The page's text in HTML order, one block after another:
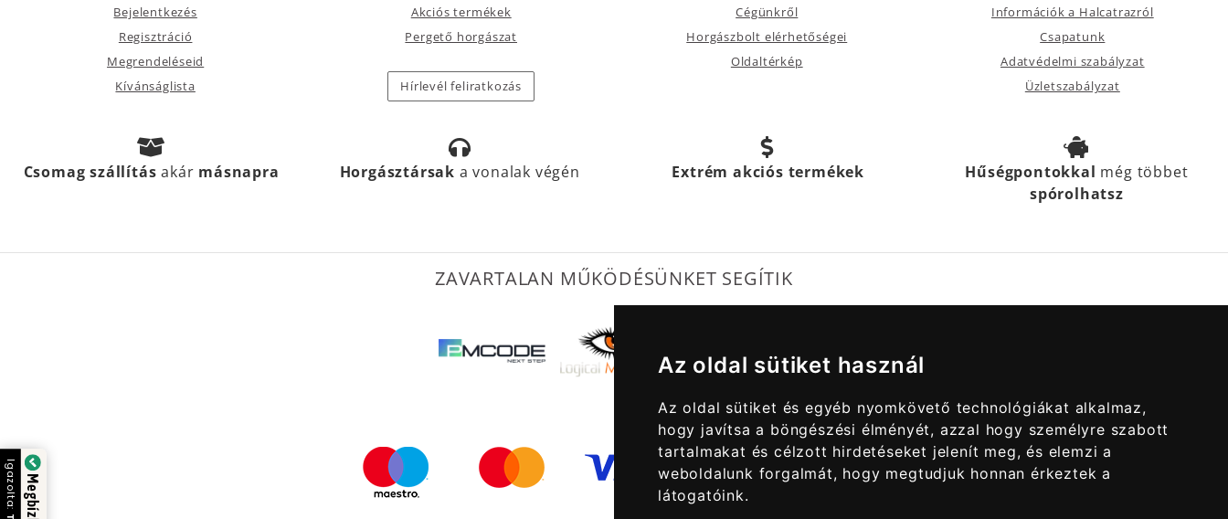
Az oldal sütiket használ
Az oldal sütiket és egyéb nyomkövető technológiákat alkalmaz,
hogy javítsa a böngészési élményét, azzal hogy személyre szabott
tartalmakat és célzott hirdetéseket jelenít meg, és elemzi a
weboldalunk forgalmát, hogy megtudjuk honnan érkeztek a
látogatóink.
Bejelentkezés
Regisztráció
Megrendeléseid
Kívánságlista
Akciós termékek
Pergető horgászat
Hírlevél feliratkozás
Cégünkről
Horgászbolt elérhetőségei
Oldaltérkép
Információk a Halcatrazról
Csapatunk
Adatvédelmi szabályzat
Üzletszabályzat
Csomag szállításakár másnapra Horgásztársak a vonalak végén Extrém akciós termékek Hűségpontokkal még többet
spórolhatsz
ZAVARTALAN MŰKÖDÉSÜNKET SEGÍTIK
Igazolta: